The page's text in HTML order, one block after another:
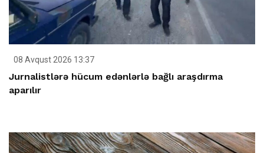
08 Avqust 2026 13:37
Jurnalistlərə hücum edənlərlə bağlı araşdırma
aparılır